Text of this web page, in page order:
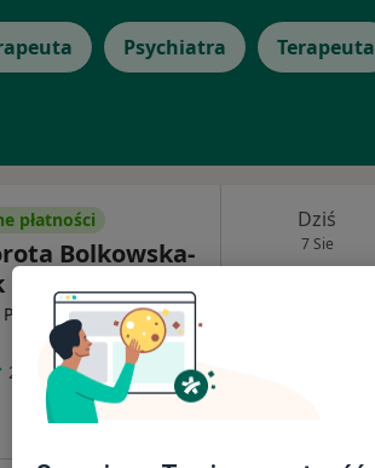
Psychiatra Terapeuta
płatności
Bolkowska-
Psychoterapeuta·
2 opinie
Dziś
7 Sie